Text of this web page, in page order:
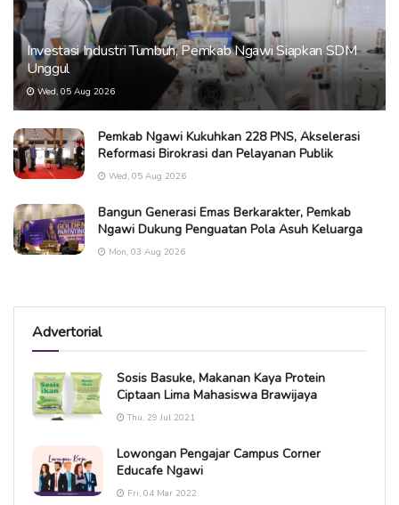
Investasi Industri Tumbuh, Pemkab Ngawi Siapkan SDM
Unggul
Wed, 05 Aug 2026
Pemkab Ngawi Kukuhkan 228 PNS, Akselerasi
Reformasi Birokrasi dan Pelayanan Publik
Wed, 05 Aug 2026
Bangun Generasi Emas Berkarakter, Pemkab
Ngawi Dukung Penguatan Pola Asuh Keluarga
Mon, 03 Aug 2026
Advertorial
Sosis Basuke, Makanan Kaya Protein
Ciptaan Lima Mahasiswa Brawijaya
Thu, 29 Jul 2021
Lowongan Pengajar Campus Corner
Educafe Ngawi
Fri, 04 Mar 2022